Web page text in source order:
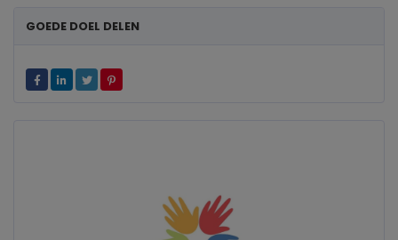
GOEDE DOEL DELEN